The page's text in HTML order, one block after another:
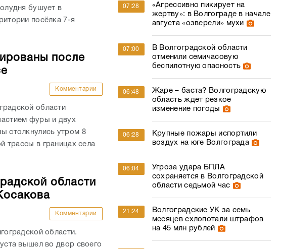
бушует в
посёлка 7-я
после
Комментарии
области
фуры и двух
столкнулись утром 8
трассы в границах села
области
Комментарии
области.
вышел во двор своего
07:28
«Агрессивно пикирует на
жертву»: в Волгограде в начале
августа «озверели» мухи
07:00
В Волгоградской области
отменили семичасовую
беспилотную опасность
06:48
Жаре – баста? Волгоградскую
область ждет резкое
изменение погоды
06:28
Крупные пожары испортили
воздух на юге Волгограда
06:04
Угроза удара БПЛА
сохраняется в Волгоградской
области седьмой час
21:24
Волгоградские УК за семь
месяцев схлопотали штрафов
на 45 млн рублей